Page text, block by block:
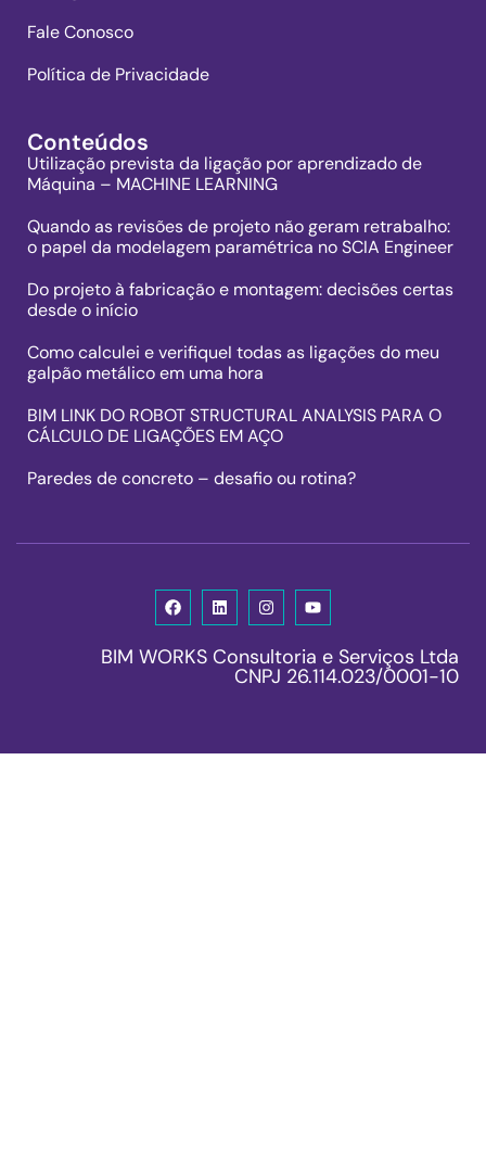
Fale Conosco
Política de Privacidade
Conteúdos
Utilização prevista da ligação por aprendizado de
Máquina – MACHINE LEARNING
Quando as revisões de projeto não geram retrabalho:
o papel da modelagem paramétrica no SCIA Engineer
Do projeto à fabricação e montagem: decisões certas
desde o início
Como calculei e verifiqueI todas as ligações do meu
galpão metálico em uma hora
BIM LINK DO ROBOT STRUCTURAL ANALYSIS PARA O
CÁLCULO DE LIGAÇÕES EM AÇO
Paredes de concreto – desafio ou rotina?
BIM WORKS Consultoria e Serviços Ltda
CNPJ 26.114.023/0001-10